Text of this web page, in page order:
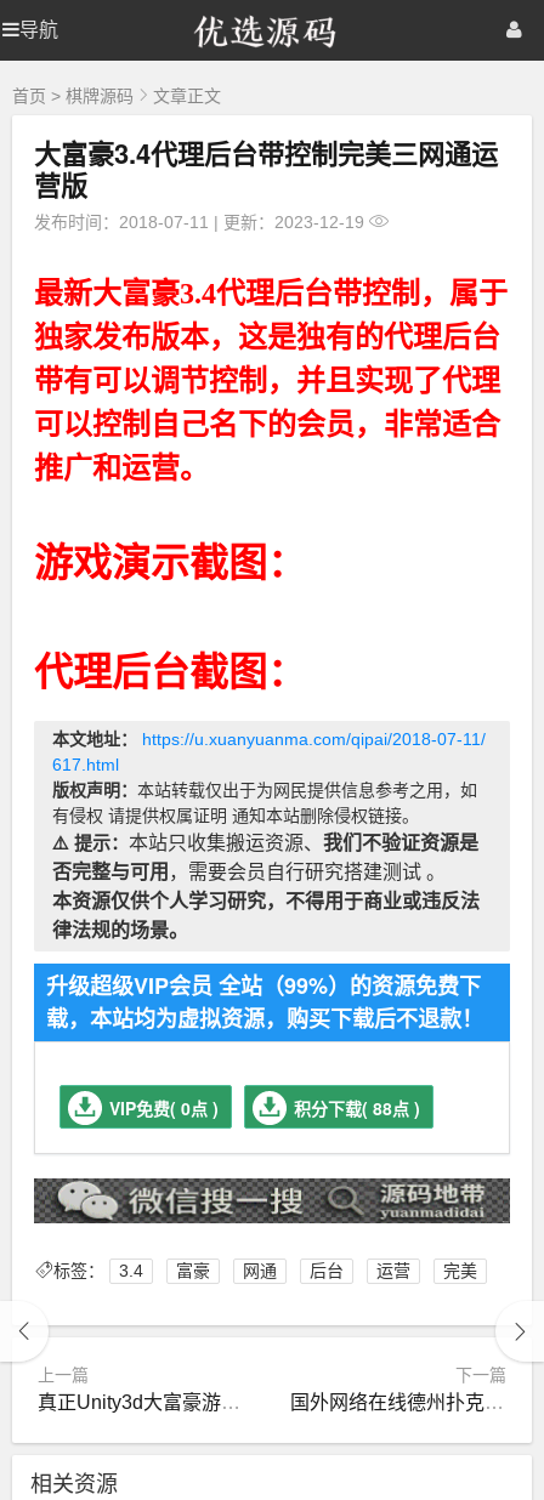
导航
优
选
码
优
选
首页 网站源码
棋牌源码
首页 > 棋牌源码 文章正文
大富豪3.4代理后台带控制完美三网通运
营版
发布时间：2018-07-11 | 更新：2023-12-19
最新大富豪3.4代理后台带控制，属于
独家发布版本，这是独有的代理后台
带有可以调节控制，并且实现了代理
可以控制自己名下的会员，非常适合
推广和运营。
游戏演示截图：
代理后台截图：
本文地址：
https://u.xuanyuanma.com/qipai/2018-07-11/
617.html
版权声明： 本站转载仅出于为网民提供信息参考之用，如
有侵权 请提供权属证明 通知本站删除侵权链接。
⚠️ 提示： 本站只收集搬运资源、 我们不验证资源是
否完整与可用 ，需要会员自行研究搭建测试 。
本资源仅供个人学习研究，不得用于商业或违反法
律法规的场景。
升级超级VIP会员 全站（99%）的资源免费下
载，本站均为虚拟资源，购买下载后不退款！
VIP免费( 0点 ) 积分下载( 88点 )
标签： 3.4 富豪 网通 后台 运营 完美
上一篇
真正Unity3d大富豪游戏全套源码
下一篇
国外网络在线德州扑克源码
相关资源